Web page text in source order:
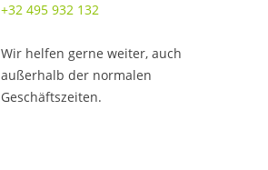
+32 495 932 132
Wir helfen gerne weiter, auch
außerhalb der normalen
Geschäftszeiten.